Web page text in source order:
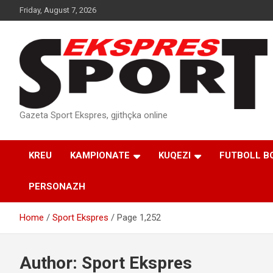
to
Friday, August 7, 2026
Gazeta Sport Ekspres, gjithçka online
KREU KAMPIONATE KUQEZI FUTBOLL
PERSONAZH
Home Sport Ekspres Page 1,252
Author: Sport Ekspres